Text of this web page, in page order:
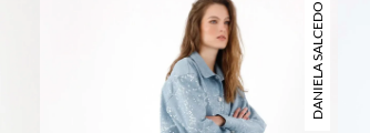
DANIELA SALCEDO